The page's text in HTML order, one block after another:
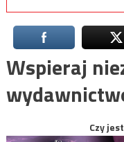
Wspieraj
Czy